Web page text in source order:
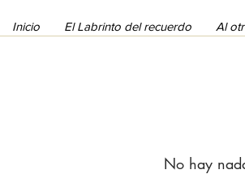
Inicio El Labrinto del recuerdo Al
No hay